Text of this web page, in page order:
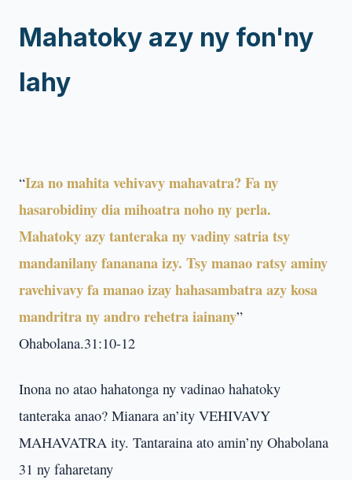
Mahatoky azy ny fon'ny
lahy
“Iza no mahita vehivavy mahavatra? Fa ny
hasarobidiny dia mihoatra noho ny perla.
Mahatoky azy tanteraka ny vadiny satria tsy
mandanilany fananana izy. Tsy manao ratsy aminy
ravehivavy fa manao izay hahasambatra azy kosa
mandritra ny andro rehetra iainany”
Ohabolana.31:10-12
Inona no atao hahatonga ny vadinao hahatoky
tanteraka anao? Mianara an’ity VEHIVAVY
MAHAVATRA ity. Tantaraina ato amin’ny Ohabolana
31 ny faharetany